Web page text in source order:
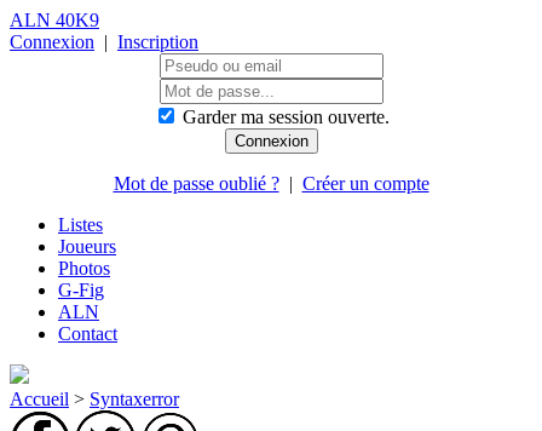
ALN 40K9
Connexion | Inscription
Garder ma session ouverte.
Mot de passe oublié ?| Créer un compte
Listes
Joueurs
Photos
G-Fig
ALN
Contact
Accueil > Syntaxerror